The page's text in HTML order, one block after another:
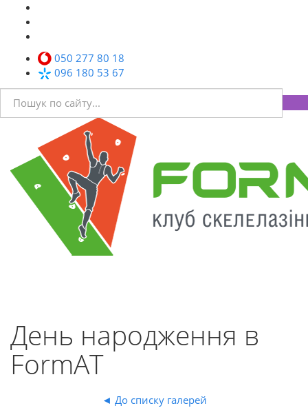
050 277 80 18
096 180 53 67
День народження в
FormAT
◄ До списку галерей